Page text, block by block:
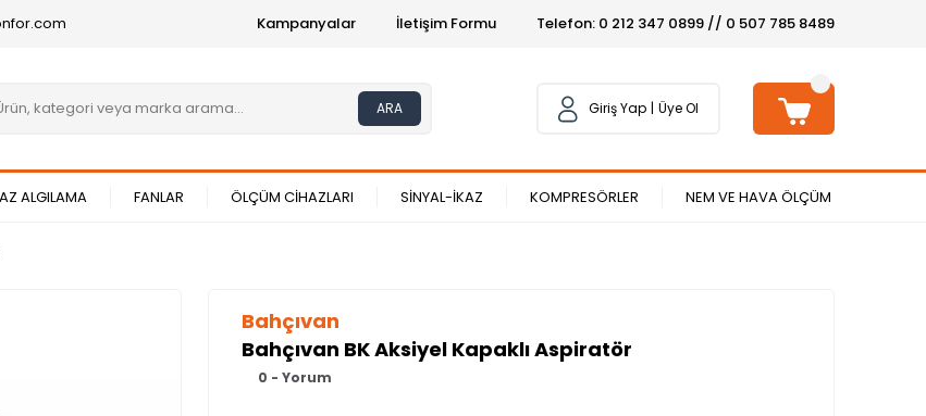
Kampanyalar İletişim Formu Telefon: 0 212 347 0899 // 0 507 785 8489
ARA Giriş Yap Üye Ol
ALGILAMA FANLAR ÖLÇÜM CİHAZLARI SİNYAL-İKAZ KOMPRESÖRLER NEM VE HAVA ÖLÇÜM
Bahçıvan
Bahçıvan BK Aksiyel Kapaklı Aspiratör
0 - Yorum